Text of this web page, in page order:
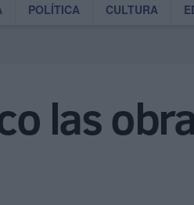
POLÍTICA CULTURA
las